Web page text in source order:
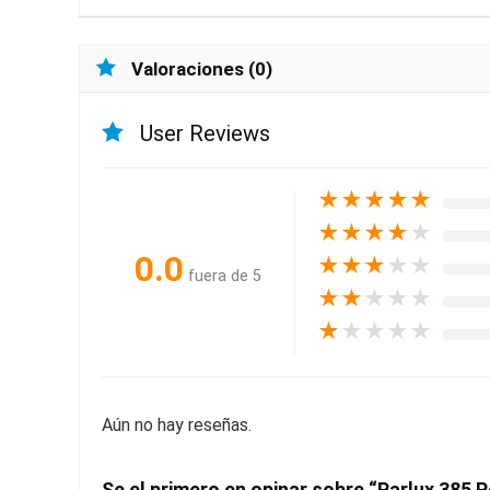
Valoraciones (0)
User Reviews
0.0 fuera de 5
★★★★★
★★★★ ★
★★★ ★ ★
★★ ★ ★ ★
★ ★ ★ ★ ★
Aún no hay reseñas.